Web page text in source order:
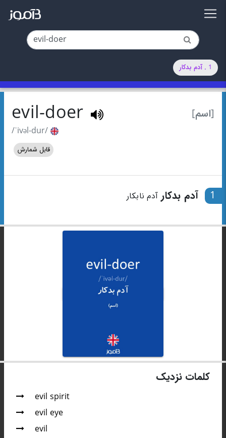
1 . آدم بدکار
[اسم] evil-doer
/ˈivəl-dur/
قابل شمارش
1 آدم بدکار آدم نابکار
کلمات نزدیک
evil spirit
evil eye
evil